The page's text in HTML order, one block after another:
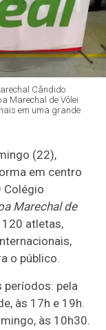
Cândido
Marechal de Vôlei
em uma grande
(22),
em centro
Colégio
Marechal de
120 atletas,
o público.
pela
às 17h e 19h.
às 10h30.